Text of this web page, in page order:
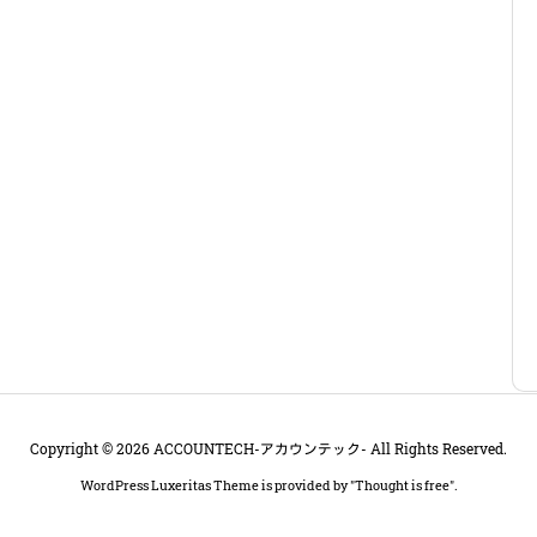
Copyright © 2026 ACCOUNTECH-アカウンテック- All Rights Reserved.
WordPress Luxeritas Theme is provided by "Thought is free".